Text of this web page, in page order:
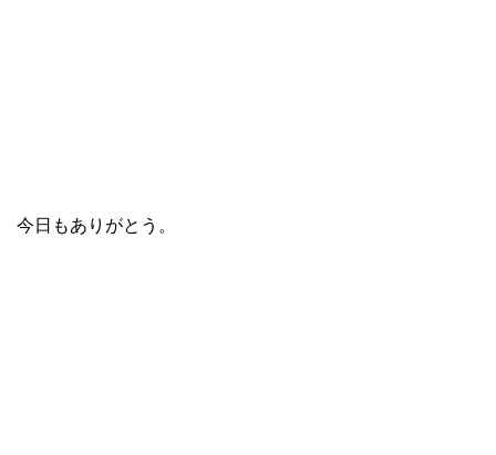
今日もありがとう。